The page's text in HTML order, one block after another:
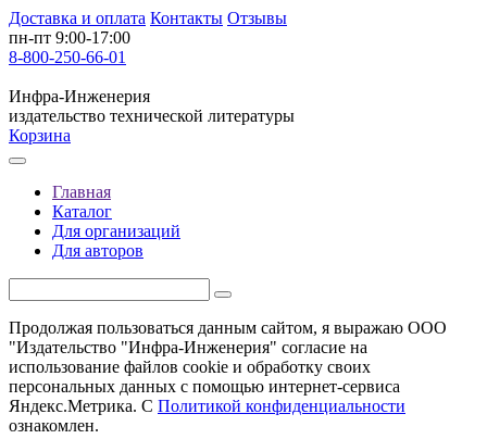
Доставка и оплата Контакты Отзывы
пн-пт 9:00-17:00
8-800-250-66-01
Инфра-Инженерия
издательство технической литературы
Корзина
Главная
Каталог
Для организаций
Для авторов
Продолжая пользоваться данным сайтом, я выражаю ООО
"Издательство "Инфра-Инженерия" согласие на
использование файлов cookie и обработку своих
персональных данных с помощью интернет-сервиса
Яндекс.Метрика. С Политикой конфиденциальности
ознакомлен.